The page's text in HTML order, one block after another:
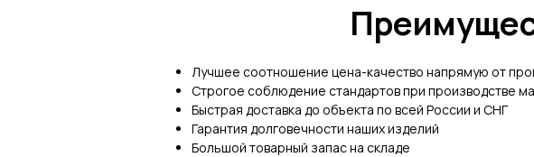
Лучшее соотношение цена-качество напрямую от
Строгое соблюдение стандартов при производстве
Быстрая доставка до объекта по всей России и СНГ
Гарантия долговечности наших изделий
Большой товарный запас на складе